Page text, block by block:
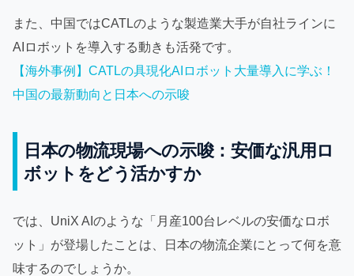
また、中国ではCATLのような製造業大手が自社ラインに
AIロボットを導入する動きも活発です。
【海外事例】CATLの具現化AIロボット大量導入に学ぶ！
中国の最新動向と日本への示唆
日本の物流現場への示唆：安価な汎用ロ
ボットをどう活かすか
では、UniX AIのような「月産100台レベルの安価なロボ
ット」が登場したことは、日本の物流企業にとって何を意
味するのでしょうか。